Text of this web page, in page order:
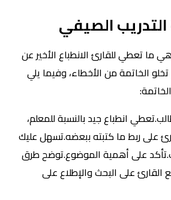
الصيفي
ما تعطي للقارئ الانطباع الأخير عن
الخاتمة من الأخطاء، وفيما يلي
انطباع جيد بالنسبة للمعلم،
على ربط ما كتبته ببعضه.تسهل عليك
على أهمية الموضوع.توضح طرق
على البحث والإطلاع على